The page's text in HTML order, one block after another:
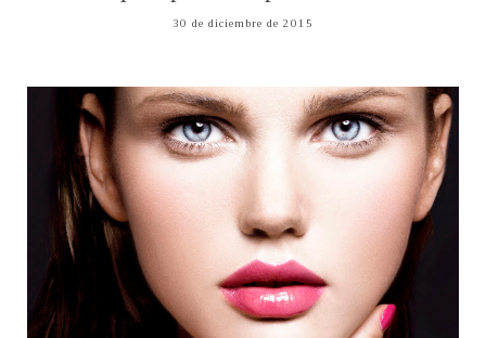
30 de diciembre de 2015